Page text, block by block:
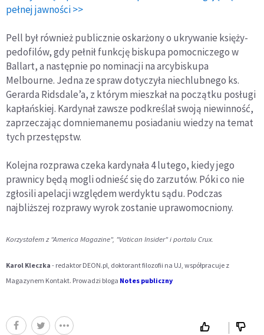
pełnej jawności >>
Pell był również publicznie oskarżony o ukrywanie księży-
pedofilów, gdy pełnił funkcję biskupa pomocniczego w
Ballart, a następnie po nominacji na arcybiskupa
Melbourne. Jedna ze spraw dotyczyła niechlubnego ks.
Gerarda Ridsdale’a, z którym mieszkał na początku posługi
kapłańskiej. Kardynał zawsze podkreślał swoją niewinność,
zaprzeczając domniemanemu posiadaniu wiedzy na temat
tych przestępstw.
Kolejna rozprawa czeka kardynała 4 lutego, kiedy jego
prawnicy będą mogli odnieść się do zarzutów. Póki co nie
zgłosili apelacji względem werdyktu sądu. Podczas
najbliższej rozprawy wyrok zostanie uprawomocniony.
Korzystałem z "America Magazine", "Vatican Insider" i portalu Crux.
Karol Kleczka - redaktor DEON.pl, doktorant filozofii na UJ, współpracuje z
Magazynem Kontakt. Prowadzi bloga Notes publiczny